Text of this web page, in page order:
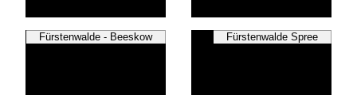
Fürstenwalde - Beeskow Fürstenwalde Spree